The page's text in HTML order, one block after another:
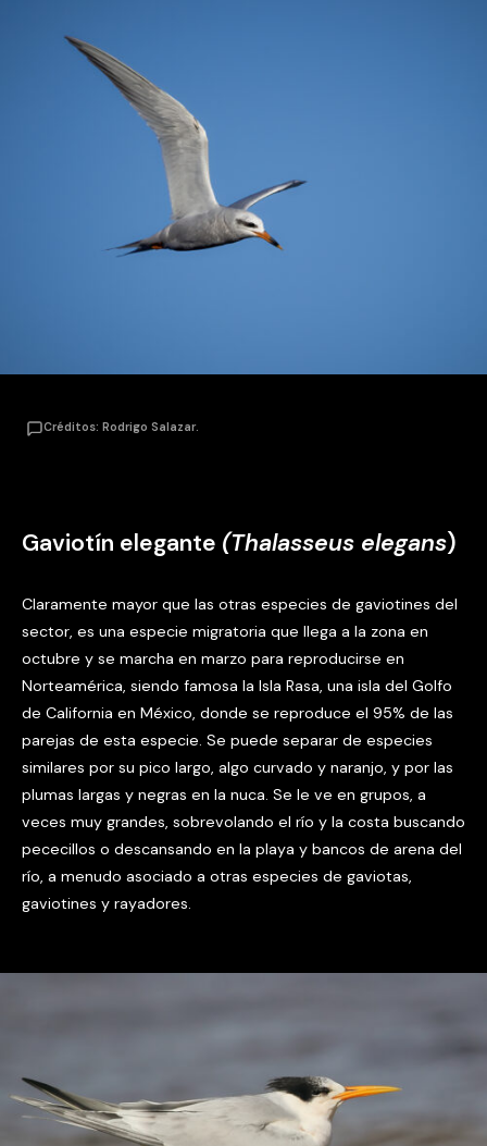
Créditos: Rodrigo Salazar.
Gaviotín elegante (Thalasseus elegans)
Claramente mayor que las otras especies de gaviotines del
sector, es una especie migratoria que llega a la zona en
octubre y se marcha en marzo para reproducirse en
Norteamérica, siendo famosa la Isla Rasa, una isla del Golfo
de California en México, donde se reproduce el 95% de las
parejas de esta especie. Se puede separar de especies
similares por su pico largo, algo curvado y naranjo, y por las
plumas largas y negras en la nuca. Se le ve en grupos, a
veces muy grandes, sobrevolando el río y la costa buscando
pececillos o descansando en la playa y bancos de arena del
río, a menudo asociado a otras especies de gaviotas,
gaviotines y rayadores.